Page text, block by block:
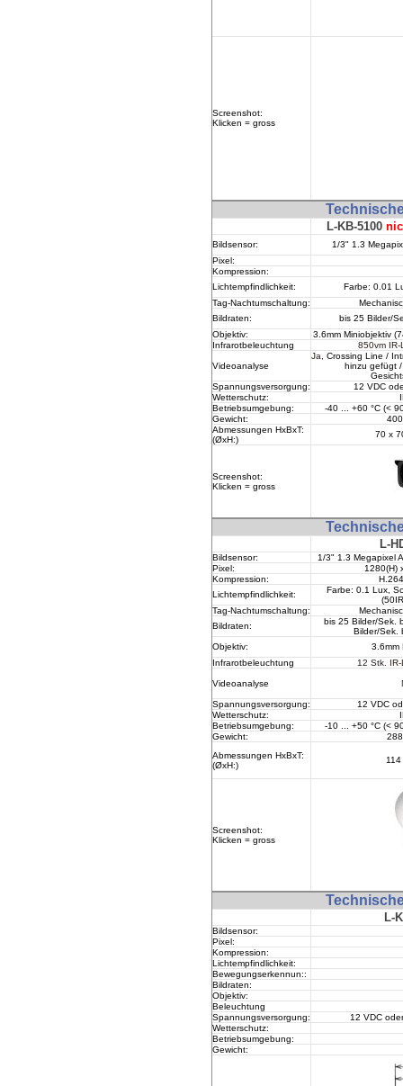
Screenshot:
Klicken = gross
L-KB-5100
Bildsensor: 1/3" 1.3
Pixel:
Kompression:
Lichtempfindlichkeit:
Farbe: 0.01
Tag-Nachtumschaltung:
Bildraten:
bis 25 Bilder/
Objektiv:
3.6mm Miniobjektiv
Infrarotbeleuchtung
850vm IR-
Videoanalyse
Ja, Crossing Line /
hinzu gefügt
Spannungsversorgung:
12 VDC
Wetterschutz:
Betriebsumgebung:
-40 ... +60 °C (<
Gewicht:
Abmessungen HxBxT:
(ØxH:)
70 x
Screenshot:
Klicken = gross
L-
Bildsensor: 1/3" 1.3 Megapixel
Pixel:
1280(H)
Kompression:
Lichtempfindlichkeit:
Farbe: 0.1 Lux,
Tag-Nachtumschaltung:
Bildraten:
bis 25 Bilder/Sek.
Bilder/Sek.
Objektiv:
3.6mm
Infrarotbeleuchtung
12 Stk.
Videoanalyse
Spannungsversorgung:
12 VDC
Wetterschutz:
Betriebsumgebung:
-10 ... +50 °C (<
Gewicht:
Abmessungen HxBxT:
(ØxH:)
114
Screenshot:
Klicken = gross
L-
Bildsensor:
Pixel:
Kompression:
Lichtempfindlichkeit:
Bewegungserkennun::
Bildraten:
Objektiv:
Beleuchtung
Spannungsversorgung:
12 VDC
Wetterschutz:
Betriebsumgebung:
Gewicht: